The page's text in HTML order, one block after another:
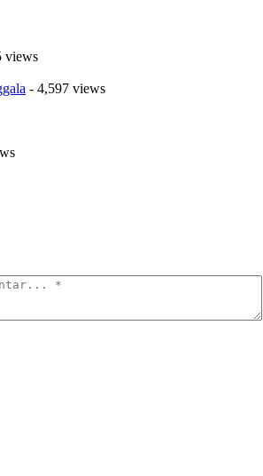
views
- 4,597 views